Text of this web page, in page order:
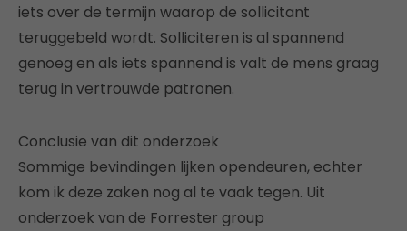
iets over de termijn waarop de sollicitant
teruggebeld wordt. Solliciteren is al spannend
genoeg en als iets spannend is valt de mens graag
terug in vertrouwde patronen.
Conclusie van dit onderzoek
Sommige bevindingen lijken opendeuren, echter
kom ik deze zaken nog al te vaak tegen. Uit
onderzoek van de Forrester group